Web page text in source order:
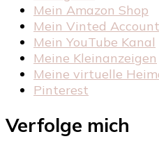
Mein Amazon Shop
Mein Vinted Account
Mein YouTube Kanal
Meine Kleinanzeigen
Meine virtuelle
Pinterest
Verfolge mich